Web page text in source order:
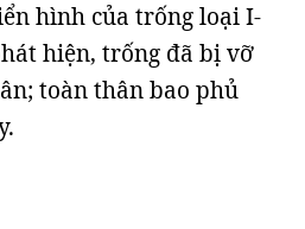
hình của trống loại I-
hiện, trống đã bị vỡ
toàn thân bao phủ